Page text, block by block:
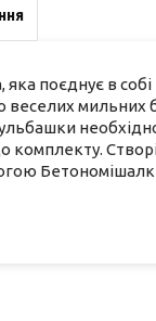
поєднує в собі
мильних
комплекту.